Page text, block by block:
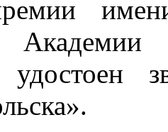
Академии
удостоен